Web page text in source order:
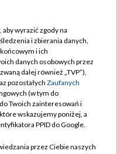
TVP
wyrazić zgody na
i zbierania danych,
i ich
danych osobowych przez
dalej również „TVP”),
pozostałych Zaufanych
(w tym do
Twoich zainteresowań i
wskazujemy poniżej, a
PPID do Google.
przez Ciebie naszych